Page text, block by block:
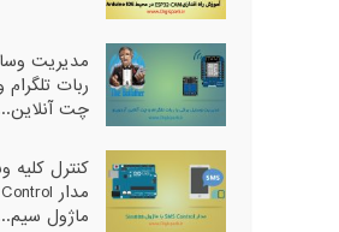
مدیریت
ربات
چت
کنترل
ماژول